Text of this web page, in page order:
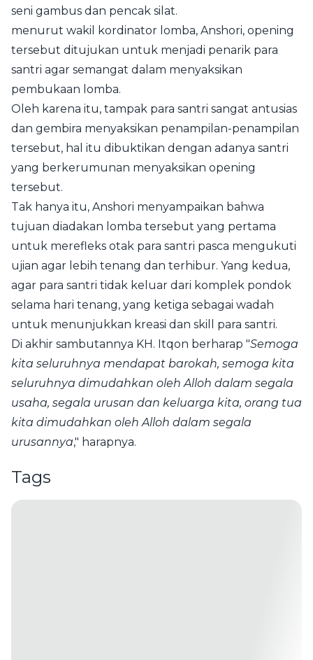
seni gambus dan pencak silat.
menurut wakil kordinator lomba, Anshori, opening
tersebut ditujukan untuk menjadi penarik para
santri agar semangat dalam menyaksikan
pembukaan lomba.
Oleh karena itu, tampak para santri sangat antusias
dan gembira menyaksikan penampilan-penampilan
tersebut, hal itu dibuktikan dengan adanya santri
yang berkerumunan menyaksikan opening
tersebut.
Tak hanya itu, Anshori menyampaikan bahwa
tujuan diadakan lomba tersebut yang pertama
untuk merefleks otak para santri pasca mengukuti
ujian agar lebih tenang dan terhibur. Yang kedua,
agar para santri tidak keluar dari komplek pondok
selama hari tenang, yang ketiga sebagai wadah
untuk menunjukkan kreasi dan skill para santri.
Di akhir sambutannya KH. Itqon berharap "Semoga
kita seluruhnya mendapat barokah, semoga kita
seluruhnya dimudahkan oleh Alloh dalam segala
usaha, segala urusan dan keluarga kita, orang tua
kita dimudahkan oleh Alloh dalam segala
urusannya," harapnya.
Tags